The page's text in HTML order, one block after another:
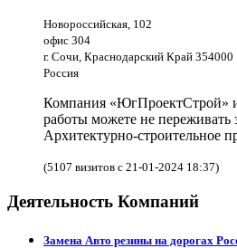
Новороссийская, 102
офис 304
г. Сочи, Краснодарский Край 354000
Россия
Компания «ЮгПроектСтрой»
работы можете не переживать
Архитектурно-строительное
(5107 визитов с 21-01-2024 18:37)
Деятельность Компаний
Замена Авто резины на дорогах